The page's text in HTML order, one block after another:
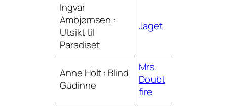
Ingvar
Ambjørnsen :
Utsikt til
Paradiset
Jaget
Anne Holt : Blind
Gudinne
Mrs.
Doubt
fire